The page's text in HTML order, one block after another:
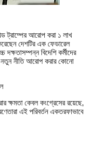
ট্রাম্পের আরোপ করা ১ লাখ
দেশটির এক ফেডারেল
দক্ষতাসম্পন্ন বিদেশি কর্মীদের
নতুন নীতি আরোপ করার কোনো
ক্ষমতা কেবল কংগ্রেসের রয়েছে,
এই পরিবর্তন একতরফাভাবে